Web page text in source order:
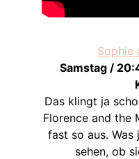
Sophie
Samstag /
Das klingt ja
Florence and the
fast so aus.
sehen, ob